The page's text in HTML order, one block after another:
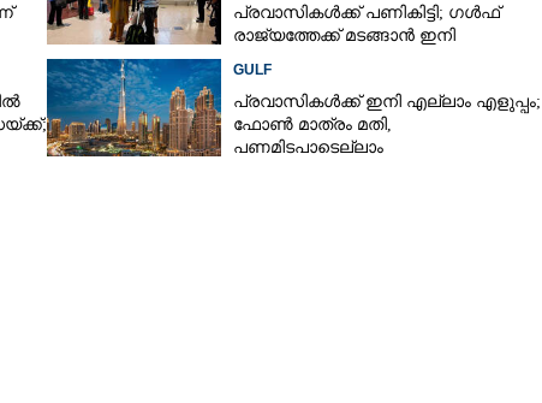
പ്രവാസികൾക്ക് പണികിട്ടി; ഗൾഫ്
രാജ്യത്തേക്ക് മടങ്ങാൻ ഇനി
GULF
പ്രവാസികൾക്ക് ഇനി എല്ലാം എളുപ്പം;
ഫോൺ മാത്രം മതി,​
പണമിടപാടെല്ലാം